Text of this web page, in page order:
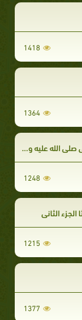
1418
1364
الله عليه وسلم
1248
الثانى
1215
1377